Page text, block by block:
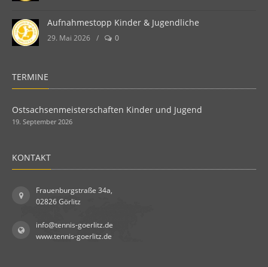
Aufnahmestopp Kinder & Jugendliche
29. Mai 2026 / 0
TERMINE
Ostsachsenmeisterschaften Kinder und Jugend
19. September 2026
KONTAKT
Frauenburgstraße 34a,
02826 Görlitz
info@tennis-goerlitz.de
www.tennis-goerlitz.de